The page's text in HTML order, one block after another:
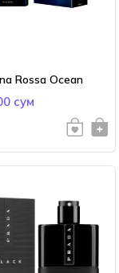
Rossa Ocean
сум